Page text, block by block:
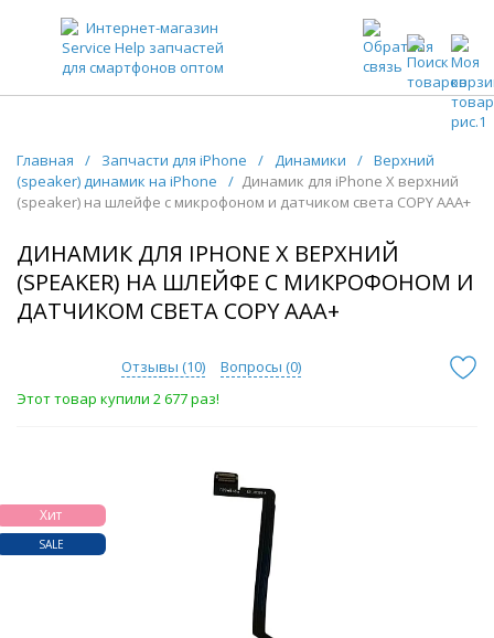
ЗАПЧАСТИ ДЛЯ ТЕЛЕФОНОВ ОПТОМ
Главная / Запчасти для iPhone / Динамики / Верхний
(speaker) динамик на iPhone
/ Динамик для iPhone Х верхний
(speaker) на шлейфе с микрофоном и датчиком света COPY AAA+
ДИНАМИК ДЛЯ IPHONE Х ВЕРХНИЙ
(SPEAKER) НА ШЛЕЙФЕ С МИКРОФОНОМ И
ДАТЧИКОМ СВЕТА COPY AAA+
Отзывы (10) Вопросы (0)
Этот товар купили 2 677 раз!
Хит
SALE